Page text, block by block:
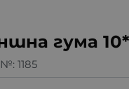
гума
1185